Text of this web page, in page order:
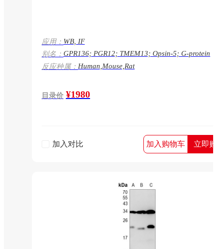
应用： WB, IF
别名： GPR136; PGR12; TMEM13; Opsin-5; G-protein
coupled receptor 136; G-protein coupled receptor
PGR12; Neuropsin; Transmembrane protein
反应种属： Human,Mouse,Rat
目录价 ¥1980
加入对比 加入购物车 立即